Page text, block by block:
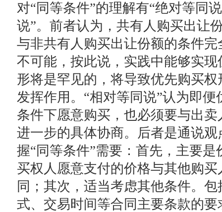
对“同等条件”的理解有“绝对等同
说”。前者认为，共有人购买出让
与非共有人购买出让份额的条件
不可能，按此说，实践中能够实
形将是罕见的，将导致优先购买
发挥作用。“相对等同说”认为即
条件下愿意购买，也必须要与出
进一步的具体协商。后者是通说观
握“同等条件”需要：首先，主要
买权人愿意支付的价格与其他购
同；其次，适当考虑其他条件。
式、交易时间等合同主要条款的